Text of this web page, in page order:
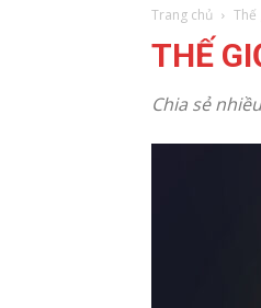
Trang chủ Thế
THẾ
Chia sẻ